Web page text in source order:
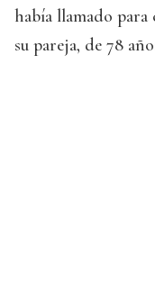
había llamado para
su pareja, de 78